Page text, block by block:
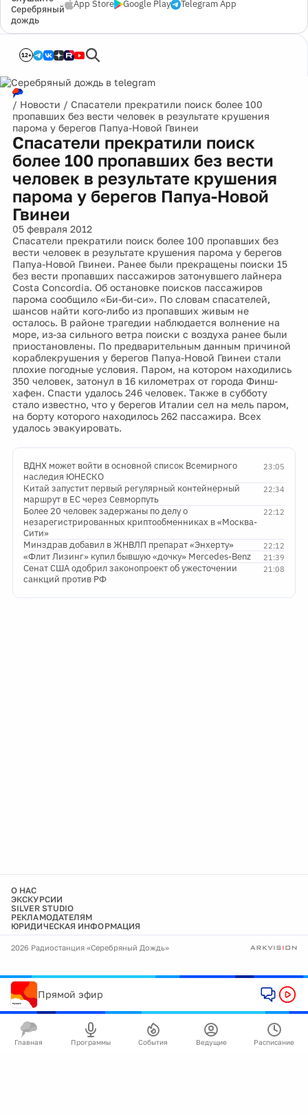
Серебряный
дождь
App Store Google Play Telegram App
12+
/ Новости / Спасатели прекратили поиск более 100
пропавших без вести человек в результате крушения
парома у берегов Папуа-Новой Гвинеи
Спасатели прекратили поиск
более 100 пропавших без вести
человек в результате крушения
парома у берегов Папуа-Новой
Гвинеи
05 февраля 2012
Спасатели прекратили поиск более 100 пропавших без
вести человек в результате крушения парома у берегов
Папуа-Новой Гвинеи. Ранее были прекращены поиски 15
без вести пропавших пассажиров затонувшего лайнера
Costa Concordia. Об остановке поисков пассажиров
парома сообщило «Би-би-си». По словам спасателей,
шансов найти кого-либо из пропавших живым не
осталось. В районе трагедии наблюдается волнение на
море, из-за сильного ветра поиски с воздуха ранее были
приостановлены. По предварительным данным причиной
кораблекрушения у берегов Папуа-Новой Гвинеи стали
плохие погодные условия. Паром, на котором находились
350 человек, затонул в 16 километрах от города Финш-
хафен. Спасти удалось 246 человек. Также в субботу
стало известно, что у берегов Италии сел на мель паром,
на борту которого находилось 262 пассажира. Всех
удалось эвакуировать.
23:05
ВДНХ может войти в основной список Всемирного
наследия ЮНЕСКО
22:34
Китай запустит первый регулярный контейнерный
маршрут в ЕС через Севморпуть
22:12
Более 20 человек задержаны по делу о
незарегистрированных криптообменниках в «Москва-
Сити»
22:12
Минздрав добавил в ЖНВЛП препарат «Энхерту»
21:39
«Флит Лизинг» купил бывшую «дочку» Mercedes-Benz
21:08
Сенат США одобрил законопроект об ужесточении
санкций против РФ
О НАС
ЭКСКУРСИИ
SILVER STUDIO
РЕКЛАМОДАТЕЛЯМ
ЮРИДИЧЕСКАЯ ИНФОРМАЦИЯ
2026 Радиостанция «Серебряный Дождь»
Прямой эфир
Главная Программы События Ведущие Расписание